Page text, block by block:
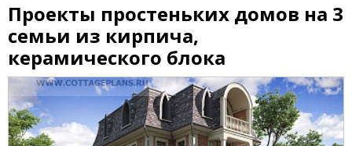
Проекты простеньких домов на 3
семьи из кирпича,
керамического блока